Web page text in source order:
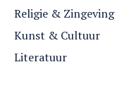
Religie & Zingeving
Kunst & Cultuur
Literatuur